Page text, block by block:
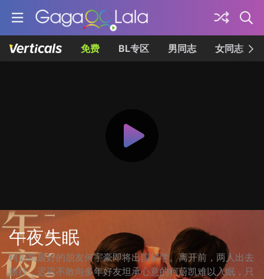
免费 BL专区 男同志 女同志
午夜失眠
柯蔚凯最好的朋友何宇豪即将出国留学。离开前，两人出去
旅行，迟迟不敢向多年好友坦承心意的柯蔚凯难以入眠，只